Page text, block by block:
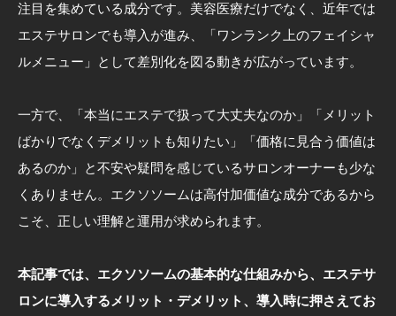
注目を集めている成分です。美容医療だけでなく、近年では
エステサロンでも導入が進み、「ワンランク上のフェイシャ
ルメニュー」として差別化を図る動きが広がっています。
一方で、「本当にエステで扱って大丈夫なのか」「メリット
ばかりでなくデメリットも知りたい」「価格に見合う価値は
あるのか」と不安や疑問を感じているサロンオーナーも少な
くありません。エクソソームは高付加価値な成分であるから
こそ、正しい理解と運用が求められます。
本記事では、エクソソームの基本的な仕組みから、エステサ
ロンに導入するメリット・デメリット、導入時に押さえてお